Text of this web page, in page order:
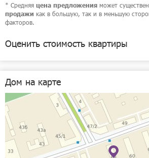
* Средняя цена предложения может
продажи как в большую, так и в меньшую
факторов.
Оценить стоимость квартиры
Дом на карте